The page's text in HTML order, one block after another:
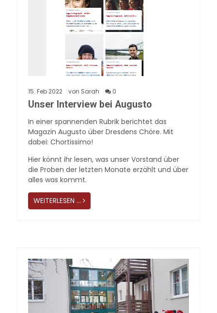
15. Feb 2022 von Sarah 0
Unser Interview bei Augusto
In einer spannenden Rubrik berichtet das
Magazin Augusto über Dresdens Chöre. Mit
dabei: Chortissimo!
Hier könnt ihr lesen, was unser Vorstand über
die Proben der letzten Monate erzählt und über
alles was kommt.
WEITERLESEN …